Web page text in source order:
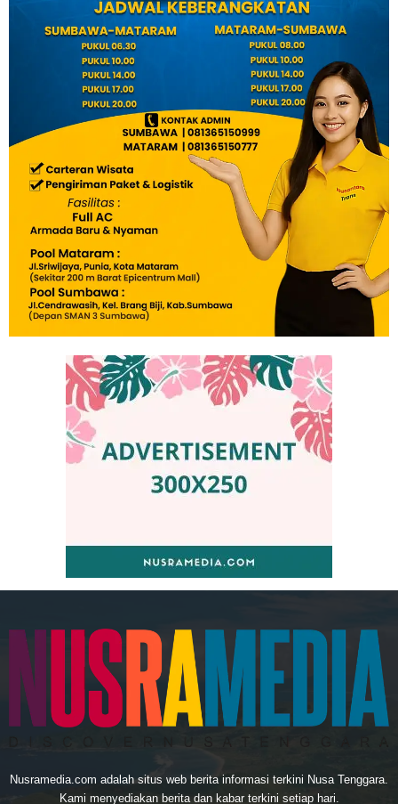
Nusramedia.com adalah situs web berita informasi terkini Nusa Tenggara.
Kami menyediakan berita dan kabar terkini setiap hari.